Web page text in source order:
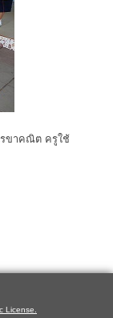
รขาคณิต ครูใช้
License.